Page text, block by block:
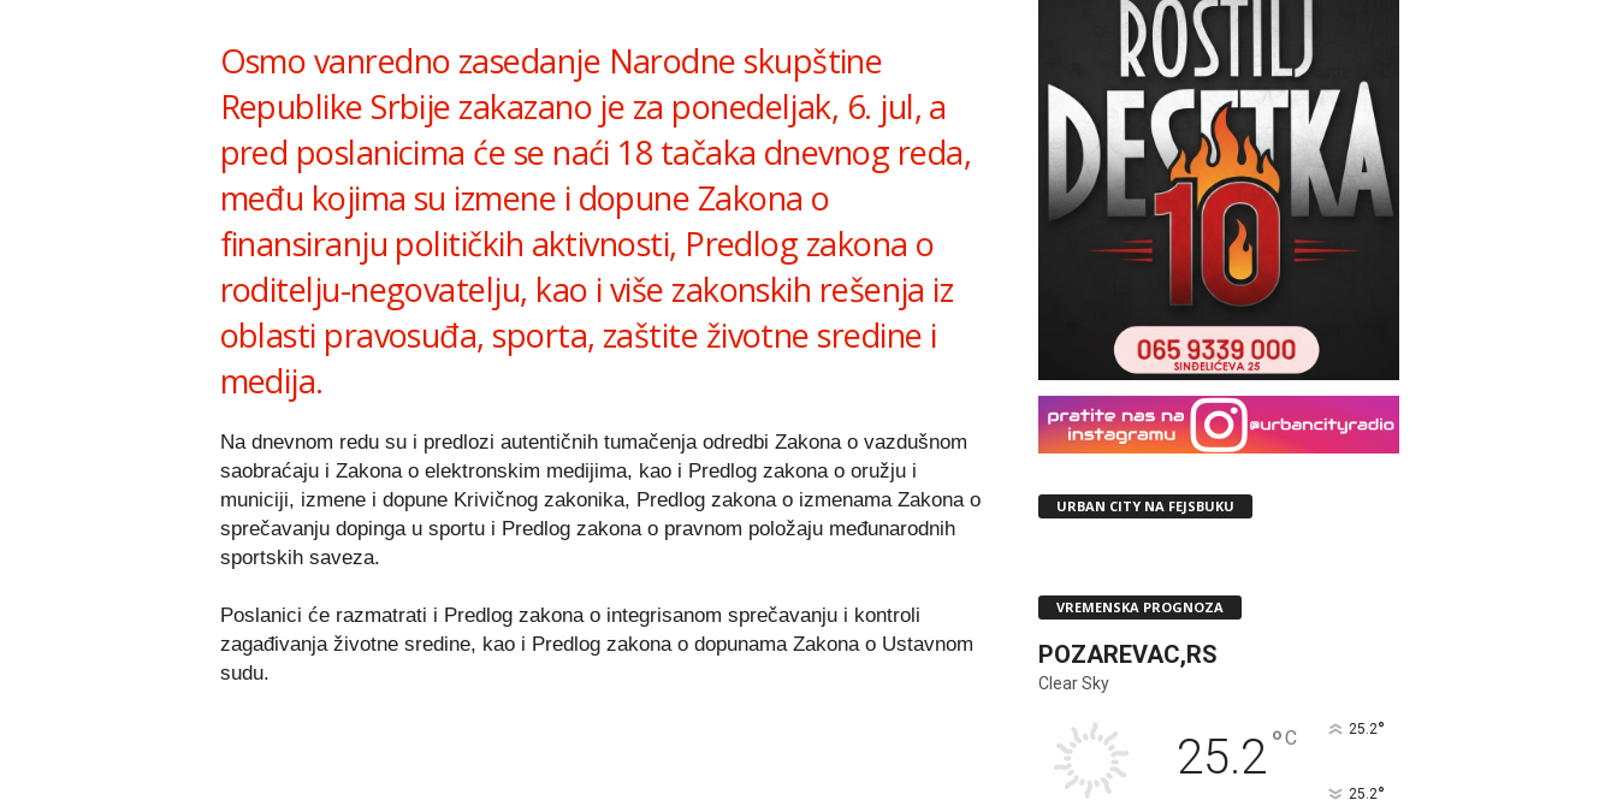
Osmo vanredno zasedanje Narodne skupštine
Republike Srbije zakazano je za ponedeljak, 6. jul, a
pred poslanicima će se naći 18 tačaka dnevnog reda,
među kojima su izmene i dopune Zakona o
finansiranju političkih aktivnosti, Predlog zakona o
roditelju-negovatelju, kao i više zakonskih rešenja iz
oblasti pravosuđa, sporta, zaštite životne sredine i
medija.
Na dnevnom redu su i predlozi autentičnih tumačenja odredbi Zakona o vazdušnom
saobraćaju i Zakona o elektronskim medijima, kao i Predlog zakona o oružju i
municiji, izmene i dopune Krivičnog zakonika, Predlog zakona o izmenama Zakona o
sprečavanju dopinga u sportu i Predlog zakona o pravnom položaju međunarodnih
sportskih saveza.
Poslanici će razmatrati i Predlog zakona o integrisanom sprečavanju i kontroli
zagađivanja životne sredine, kao i Predlog zakona o dopunama Zakona o Ustavnom
sudu.
URBAN CITY NA FEJSBUKU
VREMENSKA PROGNOZA
POZAREVAC,RS
Clear Sky
25.2°C 25.2°
25.2°